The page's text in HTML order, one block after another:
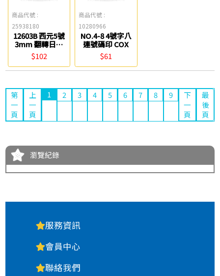
商品代號 :
25938180
12603B 西元5號
3mm 翻轉日期
印章 KW-triO
$102
商品代號 :
10280966
NO.4-8 4號字八
連號碼印 COX
$61
第
一
頁
上
一
頁
1 2 3 4 5 6 7 8 9
下
一
頁
最
後
頁
瀏覽紀錄
服務資訊
會員中心
聯絡我們